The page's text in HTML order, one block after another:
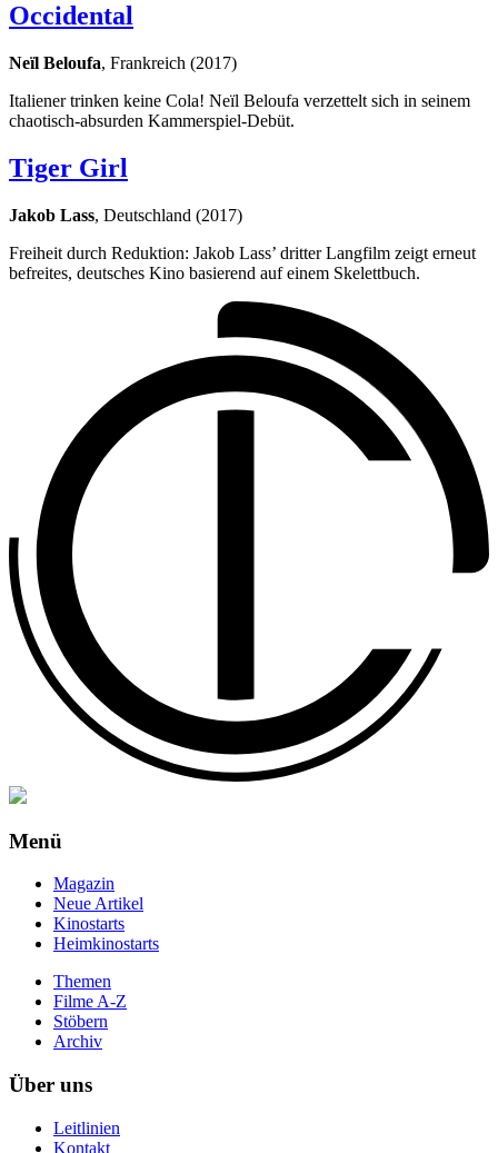
Occidental
Neïl Beloufa, Frankreich (2017)
Italiener trinken keine Cola! Neïl Beloufa verzettelt sich in seinem
chaotisch-absurden Kammerspiel-Debüt.
Tiger Girl
Jakob Lass, Deutschland (2017)
Freiheit durch Reduktion: Jakob Lass’ dritter Langfilm zeigt erneut
befreites, deutsches Kino basierend auf einem Skelettbuch.
Menü
Magazin
Neue Artikel
Kinostarts
Heimkinostarts
Themen
Filme A-Z
Stöbern
Archiv
Über uns
Leitlinien
Kontakt